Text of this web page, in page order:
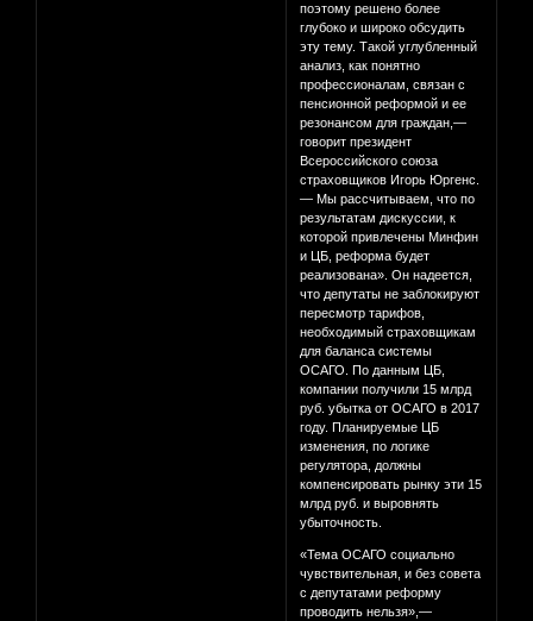
поэтому решено более
глубоко и широко обсудить
эту тему. Такой углубленный
анализ, как понятно
профессионалам, связан с
пенсионной реформой и ее
резонансом для граждан,—
говорит президент
Всероссийского союза
страховщиков Игорь Юргенс.
— Мы рассчитываем, что по
результатам дискуссии, к
которой привлечены Минфин
и ЦБ, реформа будет
реализована». Он надеется,
что депутаты не заблокируют
пересмотр тарифов,
необходимый страховщикам
для баланса системы
ОСАГО. По данным ЦБ,
компании получили 15 млрд
руб. убытка от ОСАГО в 2017
году. Планируемые ЦБ
изменения, по логике
регулятора, должны
компенсировать рынку эти 15
млрд руб. и выровнять
убыточность.
«Тема ОСАГО социально
чувствительная, и без совета
с депутатами реформу
проводить нельзя»,—